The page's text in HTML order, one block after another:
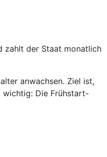
zahlt der Staat monatlich
anwachsen. Ziel ist,
wichtig: Die Frühstart-